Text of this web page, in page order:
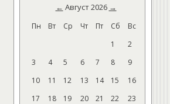
← Август 2026 →
Пн Вт Ср Чт Пт Сб
Вс
1
2
3
4 5 6 7 8
9
10
11 12 13 14 15
16
17
18 19 20 21 22
23